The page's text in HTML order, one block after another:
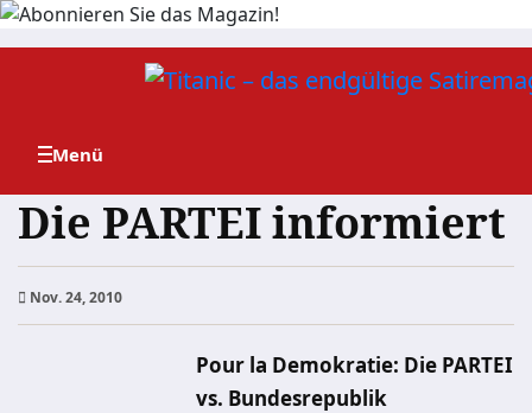
Zum
Die PARTEI informiert
Nov. 24, 2010
Pour la Demokratie: Die PARTEI
vs. Bundesrepublik